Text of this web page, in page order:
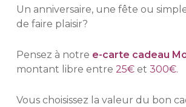
Un anniversaire, une fête ou
de faire plaisir?
Pensez à notre e-carte cadeau
montant libre entre 25€et 300€.
Vous choisissez la valeur du bon